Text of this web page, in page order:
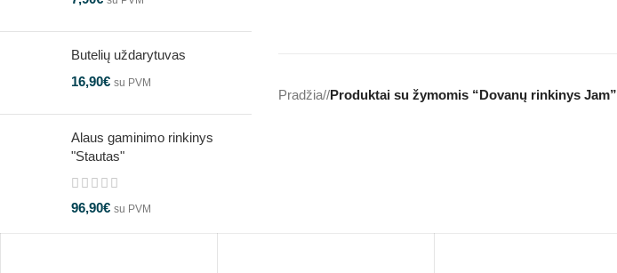
Butelių uždarytuvas
16,90€ su PVM
Alaus gaminimo rinkinys
"Stautas"
96,90€ su PVM
Pradžia/ Produktai su žymomis “Dovanų rinkinys Jam”